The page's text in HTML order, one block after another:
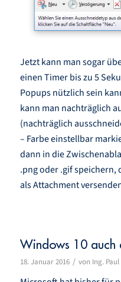
Jetzt kann man sogar
einen Timer bis zu 5
Popups nützlich sein
kann man nachträglich
(nachträglich
– Farbe einstellbar
dann in die
.png oder .gif
als Attachment
Windows 10 auch
18. Januar 2016 / von Ing.